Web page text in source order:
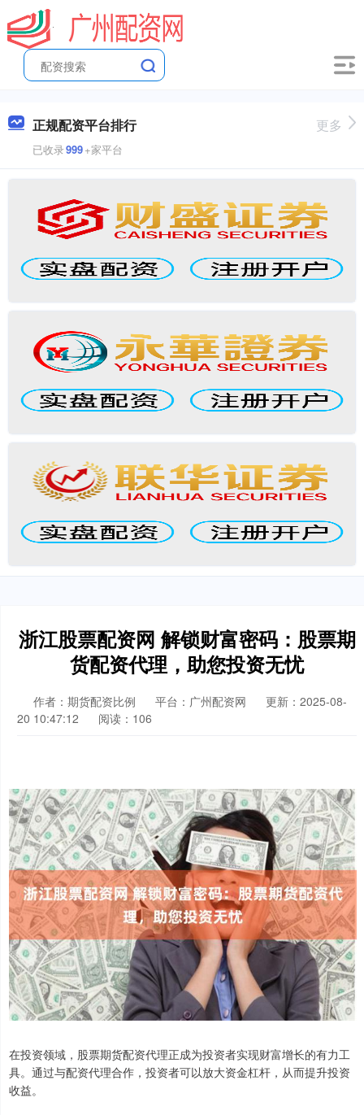
正规配资平台排行
已收录999+家平台
更多
浙江股票配资网 解锁财富密码：股票期
货配资代理，助您投资无忧
作者：期货配资比例 平台：广州配资网
更新：2025-08-
20 10:47:12
阅读：106
在投资领域，股票期货配资代理正成为投资者实现财富增长的有力工
具。通过与配资代理合作，投资者可以放大资金杠杆，从而提升投资
收益。